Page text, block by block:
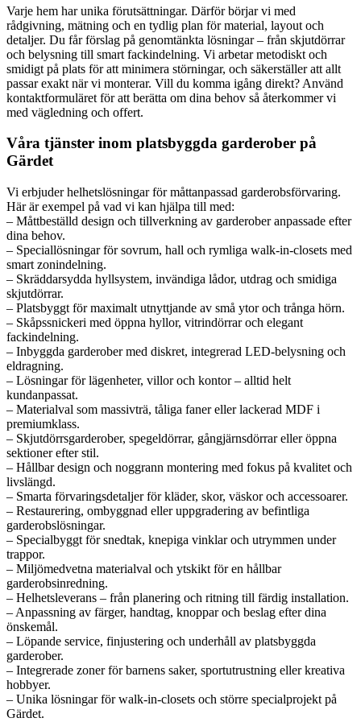
Varje hem har unika förutsättningar. Därför börjar vi med
rådgivning, mätning och en tydlig plan för material, layout och
detaljer. Du får förslag på genomtänkta lösningar – från skjutdörrar
och belysning till smart fackindelning. Vi arbetar metodiskt och
smidigt på plats för att minimera störningar, och säkerställer att allt
passar exakt när vi monterar. Vill du komma igång direkt? Använd
kontaktformuläret för att berätta om dina behov så återkommer vi
med vägledning och offert.
Våra tjänster inom platsbyggda garderober på
Gärdet
Vi erbjuder helhetslösningar för måttanpassad garderobsförvaring.
Här är exempel på vad vi kan hjälpa till med:
– Måttbeställd design och tillverkning av garderober anpassade efter
dina behov.
– Speciallösningar för sovrum, hall och rymliga walk-in-closets med
smart zonindelning.
– Skräddarsydda hyllsystem, invändiga lådor, utdrag och smidiga
skjutdörrar.
– Platsbyggt för maximalt utnyttjande av små ytor och trånga hörn.
– Skåpssnickeri med öppna hyllor, vitrindörrar och elegant
fackindelning.
– Inbyggda garderober med diskret, integrerad LED-belysning och
eldragning.
– Lösningar för lägenheter, villor och kontor – alltid helt
kundanpassat.
– Materialval som massivträ, tåliga faner eller lackerad MDF i
premiumklass.
– Skjutdörrsgarderober, spegeldörrar, gångjärnsdörrar eller öppna
sektioner efter stil.
– Hållbar design och noggrann montering med fokus på kvalitet och
livslängd.
– Smarta förvaringsdetaljer för kläder, skor, väskor och accessoarer.
– Restaurering, ombyggnad eller uppgradering av befintliga
garderobslösningar.
– Specialbyggt för snedtak, knepiga vinklar och utrymmen under
trappor.
– Miljömedvetna materialval och ytskikt för en hållbar
garderobsinredning.
– Helhetsleverans – från planering och ritning till färdig installation.
– Anpassning av färger, handtag, knoppar och beslag efter dina
önskemål.
– Löpande service, finjustering och underhåll av platsbyggda
garderober.
– Integrerade zoner för barnens saker, sportutrustning eller kreativa
hobbyer.
– Unika lösningar för walk-in-closets och större specialprojekt på
Gärdet.